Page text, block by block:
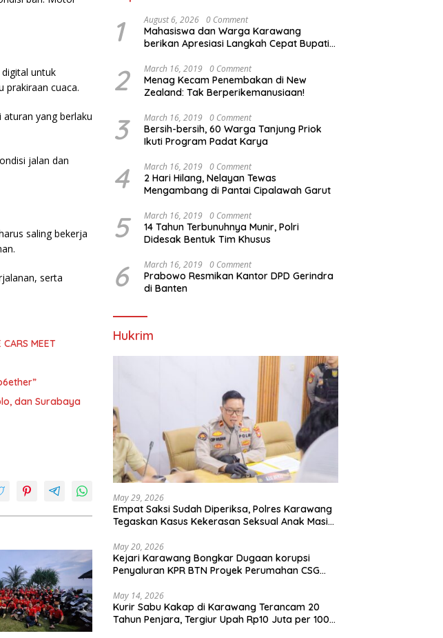
untuk
prakiraan cuaca.
yang berlaku
jalan dan
saling bekerja
serta
MEET
dan Surabaya
1 August 6, 2026 0 Comment
Mahasiswa dan Warga Karawang
berikan Apresiasi Langkah Cepat Bupati
2 March 16, 2019 0 Comment
Menag Kecam Penembakan di New
Zealand: Tak Berperikemanusiaan!
3 March 16, 2019 0 Comment
Bersih-bersih, 60 Warga Tanjung Priok
Ikuti Program Padat Karya
4 March 16, 2019 0 Comment
2 Hari Hilang, Nelayan Tewas
Mengambang di Pantai Cipalawah Garut
5 March 16, 2019 0 Comment
14 Tahun Terbunuhnya Munir, Polri
Didesak Bentuk Tim Khusus
6 March 16, 2019 0 Comment
Prabowo Resmikan Kantor DPD Gerindra
di Banten
Hukrim
May 29, 2026
Empat Saksi Sudah Diperiksa, Polres Karawang
Tegaskan Kasus Kekerasan Seksual Anak Masih
May 20, 2026
Kejari Karawang Bongkar Dugaan korupsi
Penyaluran KPR BTN Proyek Perumahan CSG
May 14, 2026
Kurir Sabu Kakap di Karawang Terancam 20
Tahun Penjara, Tergiur Upah Rp10 Juta per 100